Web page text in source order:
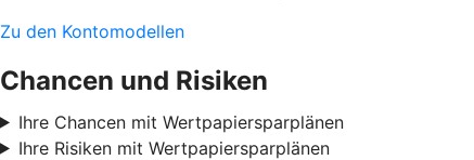
Zu den Kontomodellen
Chancen und Risiken
Ihre Chancen mit Wertpapiersparplänen
Ihre Risiken mit Wertpapiersparplänen